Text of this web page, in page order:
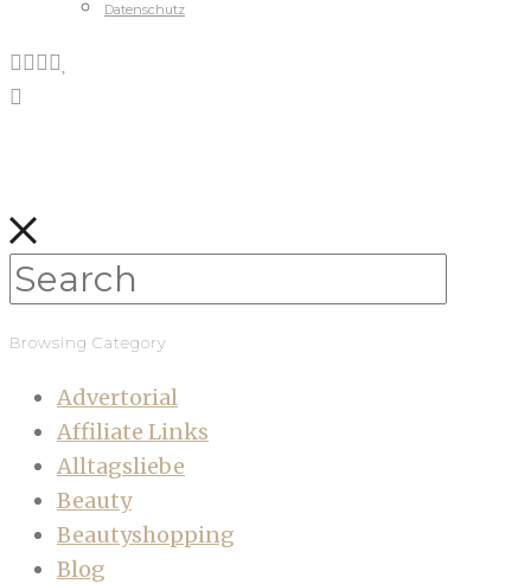
Datenschutz
Browsing Category
Advertorial
Affiliate Links
Alltagsliebe
Beauty
Beautyshopping
Blog